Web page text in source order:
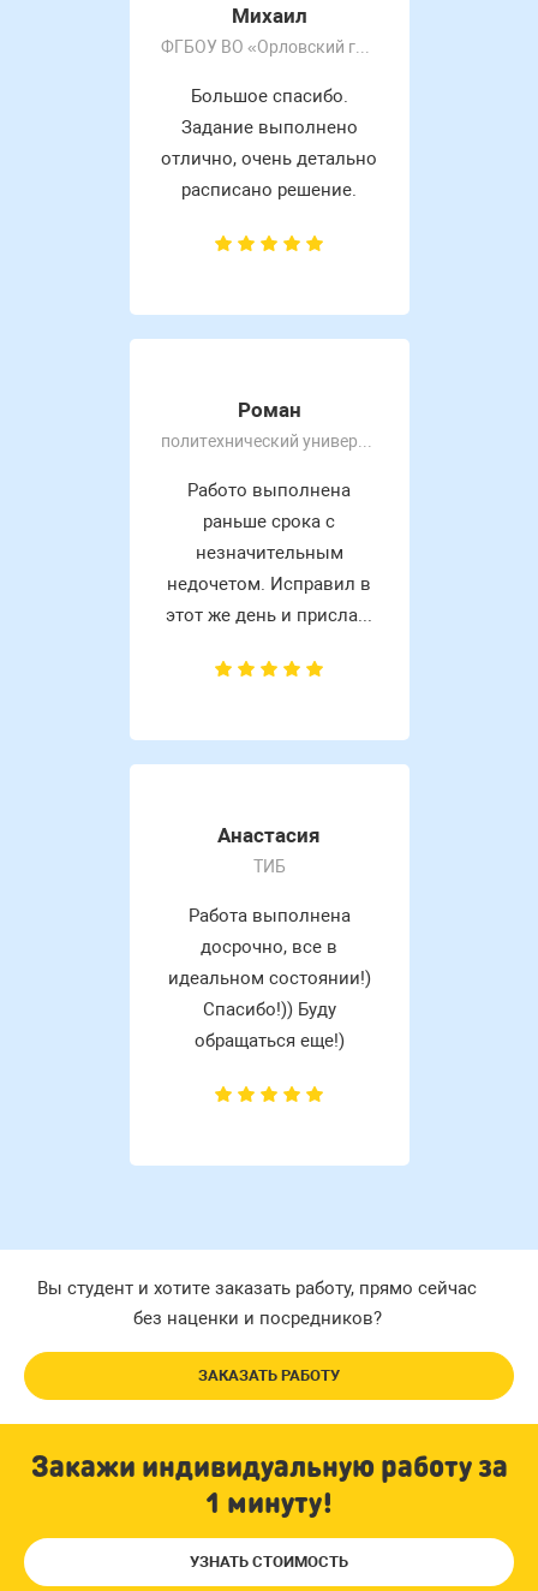
Михаил
ФГБОУ ВО «Орловский государственный университет имени И.С. Тургенева»
Большое спасибо.
Задание выполнено
отлично, очень детально
расписано решение.
Роман
политехнический университет
Работо выполнена
раньше срока с
незначительным
недочетом. Исправил в
этот же день и присла...
Анастасия
ТИБ
Работа выполнена
досрочно, все в
идеальном состоянии!)
Спасибо!)) Буду
обращаться еще!)
Вы студент и хотите заказать работу, прямо сейчас
без наценки и посредников?
ЗАКАЗАТЬ РАБОТУ
Закажи индивидуальную работу за
1 минуту!
УЗНАТЬ СТОИМОСТЬ